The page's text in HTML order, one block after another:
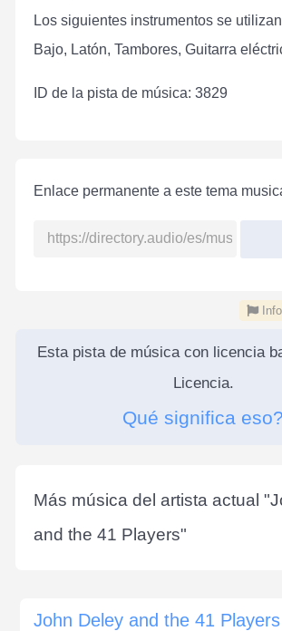
Los siguientes instrumentos se
Bajo, Latón, Tambores, Guitarra
ID de la pista de música: 3829
Enlace permanente a este tema
Esta pista de música con licencia
Licencia.
Qué significa eso?
Más música del artista actual "
and the 41 Players"